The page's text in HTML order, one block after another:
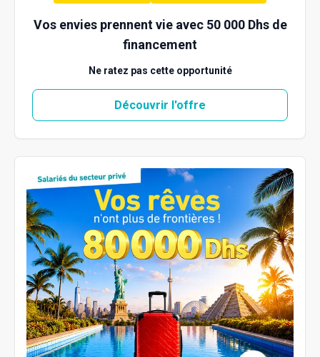
Vos envies prennent vie avec 50 000 Dhs de
financement
Ne ratez pas cette opportunité
Découvrir l'offre